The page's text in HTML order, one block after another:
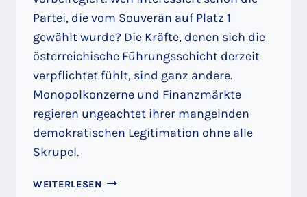
Partei, die vom Souverän auf Platz 1
gewählt wurde? Die Kräfte, denen sich die
österreichische Führungsschicht derzeit
verpflichtet fühlt, sind ganz andere.
Monopolkonzerne und Finanzmärkte
regieren ungeachtet ihrer mangelnden
demokratischen Legitimation ohne alle
Skrupel.
WEITERLESEN ALPENREPUBLIK